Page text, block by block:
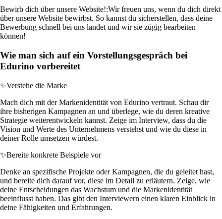
Bewirb dich über unsere Website!:Wir freuen uns, wenn du dich direkt
über unsere Website bewirbst. So kannst du sicherstellen, dass deine
Bewerbung schnell bei uns landet und wir sie zügig bearbeiten
können!
Wie man sich auf ein Vorstellungsgespräch bei
Edurino vorbereitet
✨Verstehe die Marke
Mach dich mit der Markenidentität von Edurino vertraut. Schau dir
ihre bisherigen Kampagnen an und überlege, wie du deren kreative
Strategie weiterentwickeln kannst. Zeige im Interview, dass du die
Vision und Werte des Unternehmens verstehst und wie du diese in
deiner Rolle umsetzen würdest.
✨Bereite konkrete Beispiele vor
Denke an spezifische Projekte oder Kampagnen, die du geleitet hast,
und bereite dich darauf vor, diese im Detail zu erläutern. Zeige, wie
deine Entscheidungen das Wachstum und die Markenidentität
beeinflusst haben. Das gibt den Interviewern einen klaren Einblick in
deine Fähigkeiten und Erfahrungen.